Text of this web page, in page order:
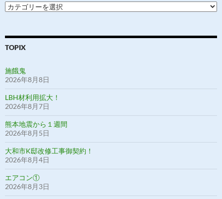
カ
テ
ー
TOPIX
施餓鬼
2026年8月8日
LBH材利用拡大！
2026年8月7日
熊本地震から１週間
2026年8月5日
大和市K邸改修工事御契約！
2026年8月4日
エアコン①
2026年8月3日